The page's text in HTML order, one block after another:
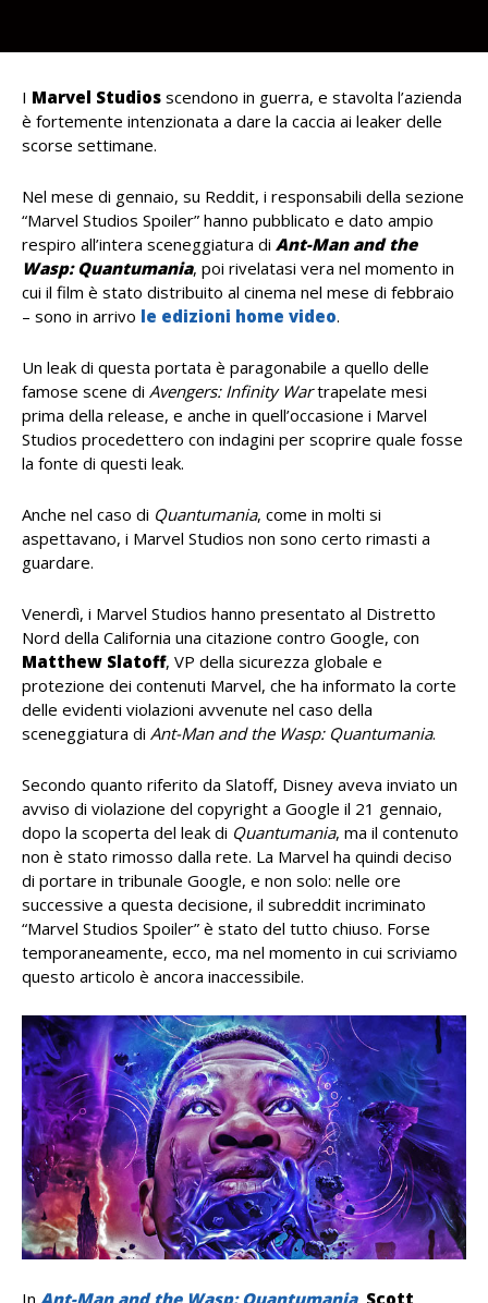
I Marvel Studios scendono in guerra, e stavolta l’azienda
è fortemente intenzionata a dare la caccia ai leaker delle
scorse settimane.
Nel mese di gennaio, su Reddit, i responsabili della sezione
“Marvel Studios Spoiler” hanno pubblicato e dato ampio
respiro all’intera sceneggiatura di Ant-Man and the
Wasp: Quantumania, poi rivelatasi vera nel momento in
cui il film è stato distribuito al cinema nel mese di febbraio
– sono in arrivo le edizioni home video.
Un leak di questa portata è paragonabile a quello delle
famose scene di Avengers: Infinity Wartrapelate mesi
prima della release, e anche in quell’occasione i Marvel
Studios procedettero con indagini per scoprire quale fosse
la fonte di questi leak.
Anche nel caso di Quantumania, come in molti si
aspettavano, i Marvel Studios non sono certo rimasti a
guardare.
Venerdì, i Marvel Studios hanno presentato al Distretto
Nord della California una citazione contro Google, con
Matthew Slatoff, VP della sicurezza globale e
protezione dei contenuti Marvel, che ha informato la corte
delle evidenti violazioni avvenute nel caso della
sceneggiatura di Ant-Man and the Wasp: Quantumania.
Secondo quanto riferito da Slatoff, Disney aveva inviato un
avviso di violazione del copyright a Google il 21 gennaio,
dopo la scoperta del leak di Quantumania, ma il contenuto
non è stato rimosso dalla rete. La Marvel ha quindi deciso
di portare in tribunale Google, e non solo: nelle ore
successive a questa decisione, il subreddit incriminato
“Marvel Studios Spoiler” è stato del tutto chiuso. Forse
temporaneamente, ecco, ma nel momento in cui scriviamo
questo articolo è ancora inaccessibile.